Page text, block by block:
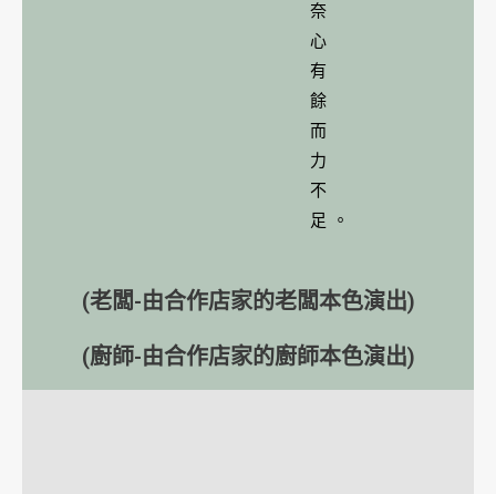
奈
心
有
餘
而
力
不
足。
(老闆-由合作店家的老闆本色演出)
(廚師-由合作店家的廚師本色演出)